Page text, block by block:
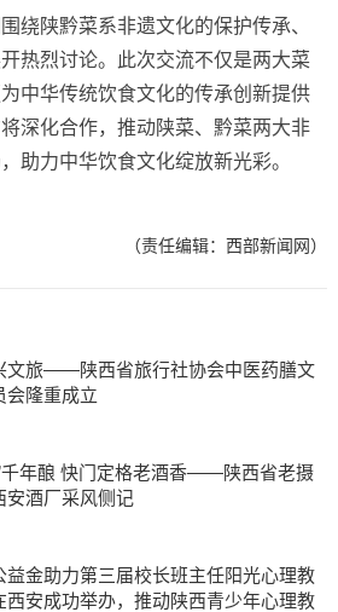
陕黔菜系非遗文化的保护传承、
热烈讨论。此次交流不仅是两大菜
中华传统饮食文化的传承创新提供
深化合作，推动陕菜、黔菜两大非
助力中华饮食文化绽放新光彩。
（责任编辑：西部新闻网）
文旅——陕西省旅行社协会中医药膳文
会隆重成立
千年酿 快门定格老酒香——陕西省老摄
安酒厂采风侧记
益金助力第三届校长班主任阳光心理教
西安成功举办，推动陕西青少年心理教